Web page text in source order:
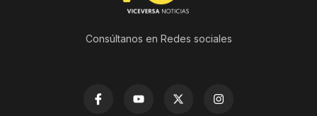
Consúltanos en Redes sociales